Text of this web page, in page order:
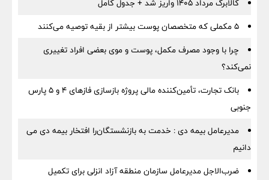
کالابرگ مرداد ۱۴۰۵ واریز شد + جدول کامل
۵ مکملی که متخصصان پوست بیشتر از بقیه توصیه می‌کنند
چرا با وجود مصرف مکمل، پوست و موی بعضی افراد تغییری
نمی‌کند؟
بانک تجارت، تأمین‌کننده مالی پروژه بازسازی فازهای ۴ و ۵ پارس
جنوبی
مدیرعامل بیمه دی : خدمت به بازنشستگان‌را افتخار بیمه دی می
دانیم
ضرب‌الاجل مدیرعامل سازمان منطقه آزاد انزلی برای تكمیل